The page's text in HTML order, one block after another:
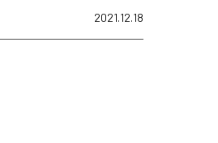
2021.12.18